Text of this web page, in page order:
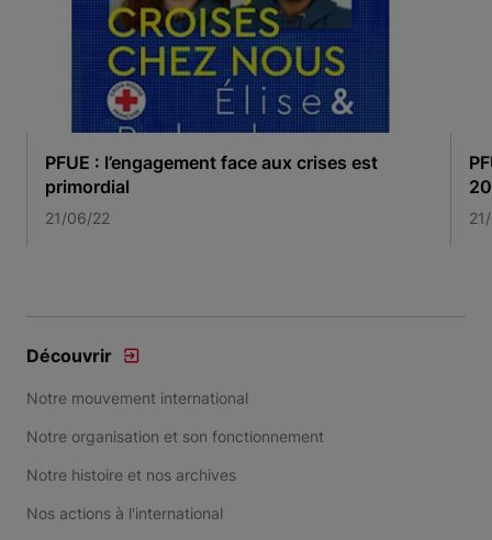
PFUE : l’engagement face aux crises est
primordial
21/06/22
Découvrir
Notre mouvement international
Notre organisation et son fonctionnement
Notre histoire et nos archives
Nos actions à l'international